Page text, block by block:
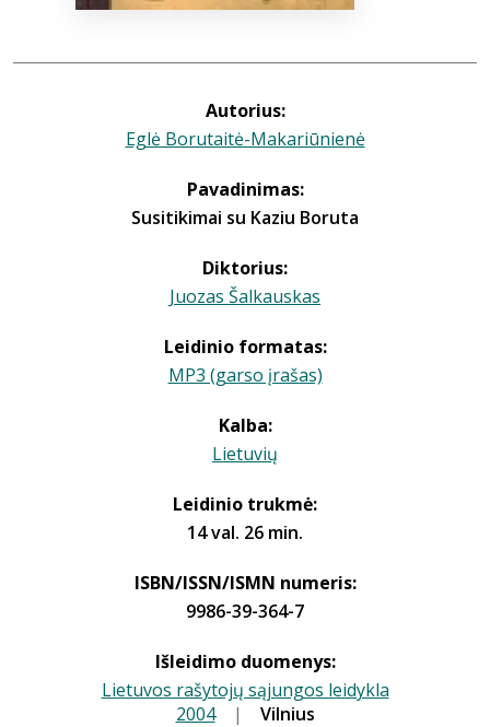
Autorius:
Eglė Borutaitė-Makariūnienė
Pavadinimas:
Susitikimai su Kaziu Boruta
Diktorius:
Juozas Šalkauskas
Leidinio formatas:
MP3 (garso įrašas)
Kalba:
Lietuvių
Leidinio trukmė:
14 val. 26 min.
ISBN/ISSN/ISMN numeris:
9986-39-364-7
Išleidimo duomenys:
Lietuvos rašytojų sąjungos leidykla
2004 | Vilnius